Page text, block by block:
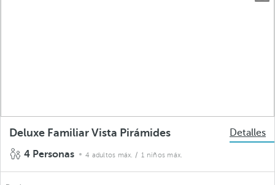
Deluxe Familiar Vista Pirámides
Detalles
4 Personas
4 adultos máx. / 1 niños máx.